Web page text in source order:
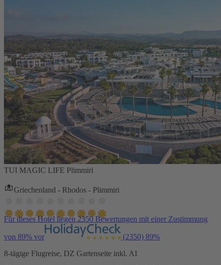
TUI MAGIC LIFE Plimmiri
Griechenland - Rhodos - Plimmiri
Für dieses Hotel liegen 2350 Bewertungen mit einer Zustimmung
von 89% vor (2350) 89%
8-tägige Flugreise, DZ Gartenseite inkl. AI